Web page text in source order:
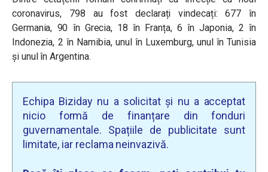
coronavirus, 798 au fost declarați vindecați: 677 în
Germania, 90 în Grecia, 18 în Franța, 6 în Japonia, 2 în
Indonezia, 2 în Namibia, unul în Luxemburg, unul în Tunisia
și unul în Argentina.
Echipa Biziday nu a solicitat și nu a acceptat
nicio formă de finanțare din fonduri
guvernamentale. Spațiile de publicitate sunt
limitate, iar reclama neinvazivă.